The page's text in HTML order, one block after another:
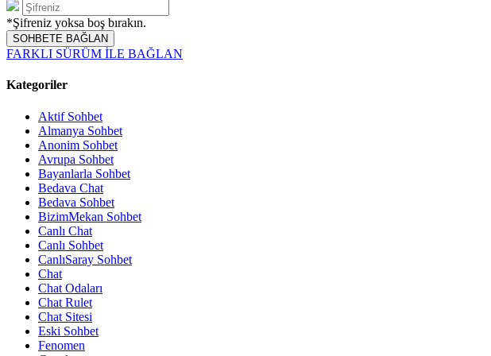
*Şifreniz yoksa boş bırakın.
SOHBETE BAĞLAN
FARKLI SÜRÜM İLE BAĞLAN
Kategoriler
Aktif Sohbet
Almanya Sohbet
Anonim Sohbet
Avrupa Sohbet
Bayanlarla Sohbet
Bedava Chat
Bedava Sohbet
BizimMekan Sohbet
Canlı Chat
Canlı Sohbet
CanlıSaray Sohbet
Chat
Chat Odaları
Chat Rulet
Chat Sitesi
Eski Sohbet
Fenomen